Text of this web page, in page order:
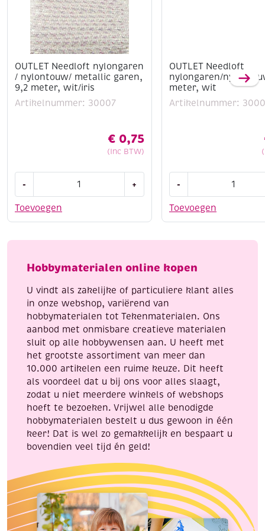
OUTLET Needloft nylongaren
/ nylontouw/ metallic garen,
9,2 meter, wit/iris
Artikelnummer: 30007
€ 0,75
(Inc BTW)
Toevoegen
-
nylongaren
metallic
wit/iris
aantal
+
OUTLET Needloft
nylongaren/
meter, wit
Artikelnummer:
Toevoegen
-
nylongaren/
wit
Hobbymaterialen online kopen
U vindt als zakelijke of particuliere klant alles
in onze webshop, variërend van
hobbymaterialen tot Tekenmaterialen. Ons
aanbod met onmisbare creatieve materialen
sluit op alle hobbywensen aan. U heeft met
het grootste assortiment van meer dan
10.000 artikelen een ruime keuze. Dit heeft
als voordeel dat u bij ons voor alles slaagt,
zodat u niet meerdere winkels of webshops
hoeft te bezoeken. Vrijwel alle benodigde
hobbymaterialen bestelt u dus gewoon in één
keer! Dat is wel zo gemakkelijk en bespaart u
bovendien veel tijd én geld!